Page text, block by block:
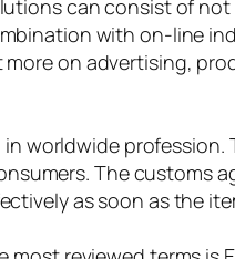
can consist of
with on-line
on advertising,
worldwide profession.
The customs
as soon as the